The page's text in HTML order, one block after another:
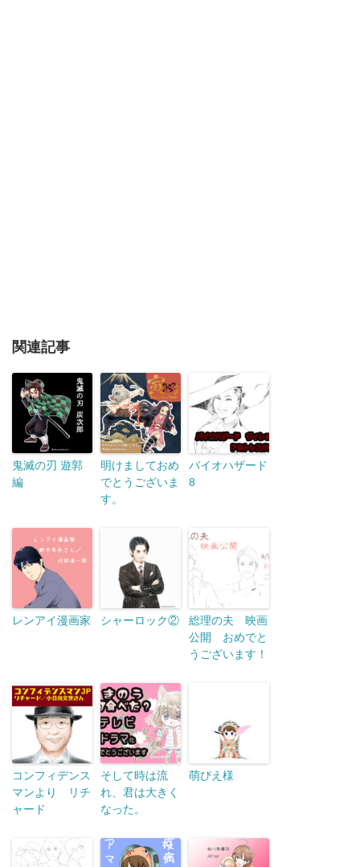
関連記事
鬼滅の刃 遊郭
編
明けましておめ
でとうございま
す。
バイオハザード
8
レンアイ漫画家 シャーロック②
総理の夫 映画
公開 おめでと
うございます！
コンフィデンス
マンより リチ
ャード
そして時は流
れ、君は大きく
なった。
萌びえ様